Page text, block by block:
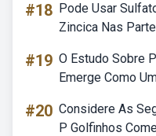
#18 Pode Usar
Zincica Nas
#19 O Estudo Sobre
Emerge Como
#20 Considere As
P Golfinhos